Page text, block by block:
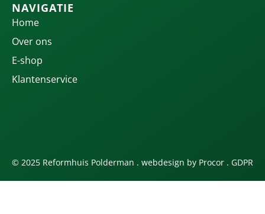
NAVIGATIE
Home
Over ons
E-shop
Klantenservice
© 2025 Reformhuis Polderman . webdesign by Procor . GDPR